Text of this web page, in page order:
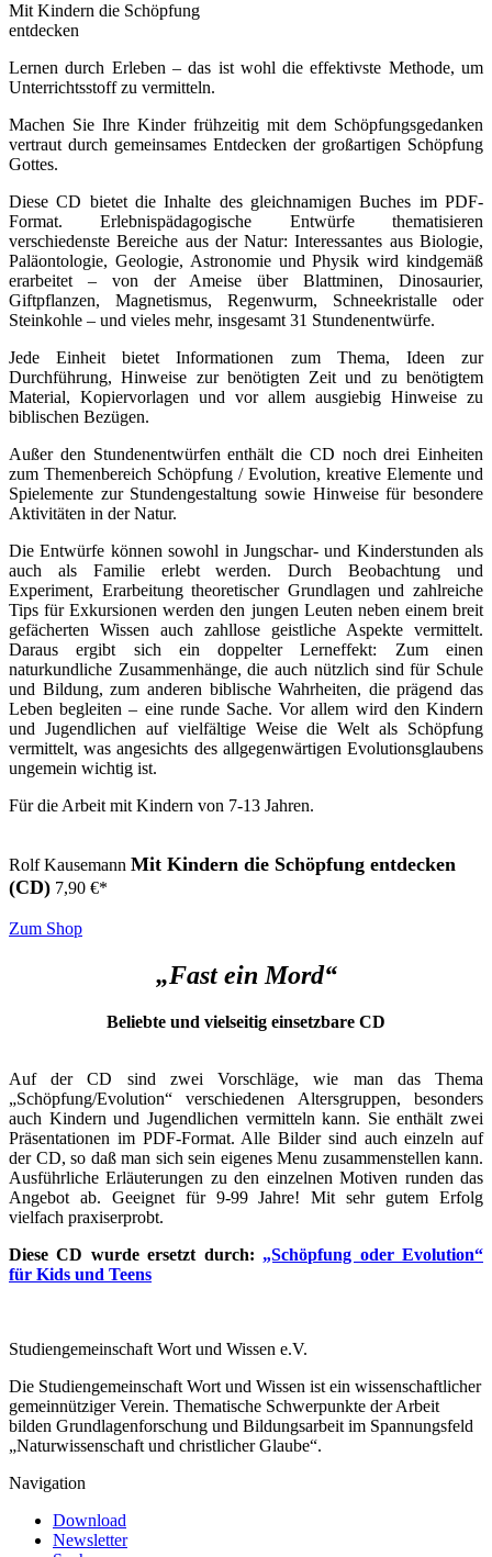
Mit Kindern die Schöpfung
entdecken
Lernen durch Erleben – das ist wohl die effektivste Methode, um
Unterrichtsstoff zu vermitteln.
Machen Sie Ihre Kinder frühzeitig mit dem Schöpfungsgedanken
vertraut durch gemeinsames Entdecken der großartigen Schöpfung
Gottes.
Diese CD bietet die Inhalte des gleichnamigen Buches im PDF-
Format. Erlebnispädagogische Entwürfe thematisieren
verschiedenste Bereiche aus der Natur: Interessantes aus Biologie,
Paläontologie, Geologie, Astronomie und Physik wird kindgemäß
erarbeitet – von der Ameise über Blattminen, Dinosaurier,
Giftpflanzen, Magnetismus, Regenwurm, Schneekristalle oder
Steinkohle – und vieles mehr, insgesamt 31 Stundenentwürfe.
Jede Einheit bietet Informationen zum Thema, Ideen zur
Durchführung, Hinweise zur benötigten Zeit und zu benötigtem
Material, Kopiervorlagen und vor allem ausgiebig Hinweise zu
biblischen Bezügen.
Außer den Stundenentwürfen enthält die CD noch drei Einheiten
zum Themenbereich Schöpfung / Evolution, kreative Elemente und
Spielemente zur Stundengestaltung sowie Hinweise für besondere
Aktivitäten in der Natur.
Die Entwürfe können sowohl in Jungschar- und Kinderstunden als
auch als Familie erlebt werden. Durch Beobachtung und
Experiment, Erarbeitung theoretischer Grundlagen und zahlreiche
Tips für Exkursionen werden den jungen Leuten neben einem breit
gefächerten Wissen auch zahllose geistliche Aspekte vermittelt.
Daraus ergibt sich ein doppelter Lerneffekt: Zum einen
naturkundliche Zusammenhänge, die auch nützlich sind für Schule
und Bildung, zum anderen biblische Wahrheiten, die prägend das
Leben begleiten – eine runde Sache. Vor allem wird den Kindern
und Jugendlichen auf vielfältige Weise die Welt als Schöpfung
vermittelt, was angesichts des allgegenwärtigen Evolutionsglaubens
ungemein wichtig ist.
Für die Arbeit mit Kindern von 7-13 Jahren.
Rolf Kausemann Mit Kindern die Schöpfung entdecken
(CD) 7,90 €*
Zum Shop
„Fast ein Mord“
Beliebte und vielseitig einsetzbare CD
Auf der CD sind zwei Vorschläge, wie man das Thema
„Schöpfung/Evolution“ verschiedenen Altersgruppen, besonders
auch Kindern und Jugendlichen vermitteln kann. Sie enthält zwei
Präsentationen im PDF-Format. Alle Bilder sind auch einzeln auf
der CD, so daß man sich sein eigenes Menu zusammenstellen kann.
Ausführliche Erläuterungen zu den einzelnen Motiven runden das
Angebot ab. Geeignet für 9-99 Jahre! Mit sehr gutem Erfolg
vielfach praxiserprobt.
Diese CD wurde ersetzt durch: „Schöpfung oder Evolution“
für Kids und Teens
Studiengemeinschaft Wort und Wissen e.V.
Die Studiengemeinschaft Wort und Wissen ist ein wissenschaftlicher
gemeinnütziger Verein. Thematische Schwerpunkte der Arbeit
bilden Grundlagenforschung und Bildungsarbeit im Spannungsfeld
„Naturwissenschaft und christlicher Glaube“.
Navigation
Download
Newsletter